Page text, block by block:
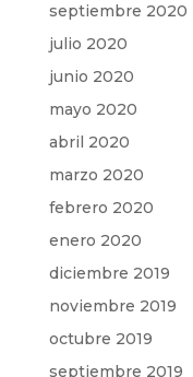
septiembre 2020
julio 2020
junio 2020
mayo 2020
abril 2020
marzo 2020
febrero 2020
enero 2020
diciembre 2019
noviembre 2019
octubre 2019
septiembre 2019